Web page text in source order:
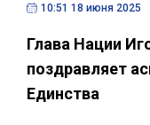
10:51 18 июня 2025
Глава Нации
поздравляет
Единства